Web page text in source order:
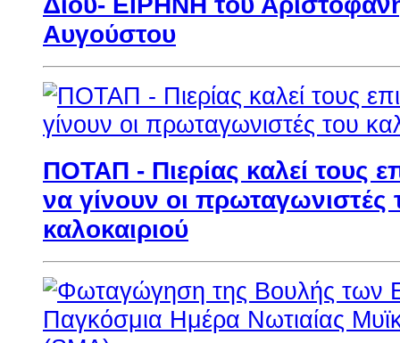
Αυγούστου
ΠΟΤΑΠ - Πιερίας καλεί τους
να γίνουν οι πρωταγωνιστές
καλοκαιριού